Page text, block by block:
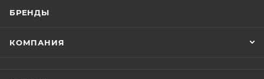
БРЕНДЫ
КОМПАНИЯ